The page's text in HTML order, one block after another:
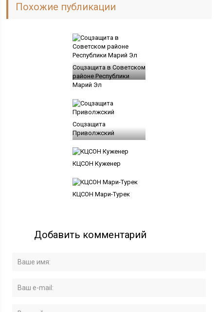
Похожие публикации
Соцзащита в Советском
районе Республики
Марий Эл
Соцзащита
Приволжский
КЦСОН Куженер
КЦСОН Мари-Турек
Добавить комментарий